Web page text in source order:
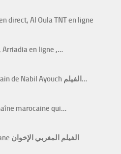
direct, Al Oula TNT en ligne
Arriadia en ligne ,…
Zin Li Fik Le film Marocain de Nabil Ayouch الفيلم…
marocaine qui…
Film marocain Al Ikhwane الفيلم المغربي الإخوان